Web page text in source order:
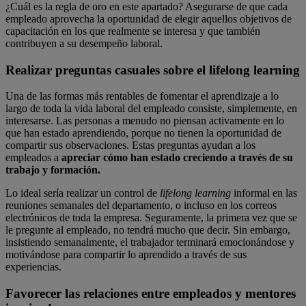
¿Cuál es la regla de oro en este apartado? Asegurarse de que cada
empleado aprovecha la oportunidad de elegir aquellos objetivos de
capacitación en los que realmente se interesa y que también
contribuyen a su desempeño laboral.
Realizar preguntas casuales sobre el lifelong learning
Una de las formas más rentables de fomentar el aprendizaje a lo
largo de toda la vida laboral del empleado consiste, simplemente, en
interesarse. Las personas a menudo no piensan activamente en lo
que han estado aprendiendo, porque no tienen la oportunidad de
compartir sus observaciones. Estas preguntas ayudan a los
empleados a apreciar cómo han estado creciendo a través de su
trabajo y formación.
Lo ideal sería realizar un control de lifelong learning informal en las
reuniones semanales del departamento, o incluso en los correos
electrónicos de toda la empresa. Seguramente, la primera vez que se
le pregunte al empleado, no tendrá mucho que decir. Sin embargo,
insistiendo semanalmente, el trabajador terminará emocionándose y
motivándose para compartir lo aprendido a través de sus
experiencias.
Favorecer las relaciones entre empleados y mentores